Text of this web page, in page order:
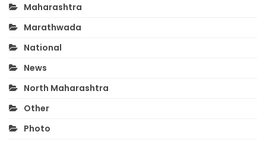
Maharashtra
Marathwada
National
News
North Maharashtra
Other
Photo